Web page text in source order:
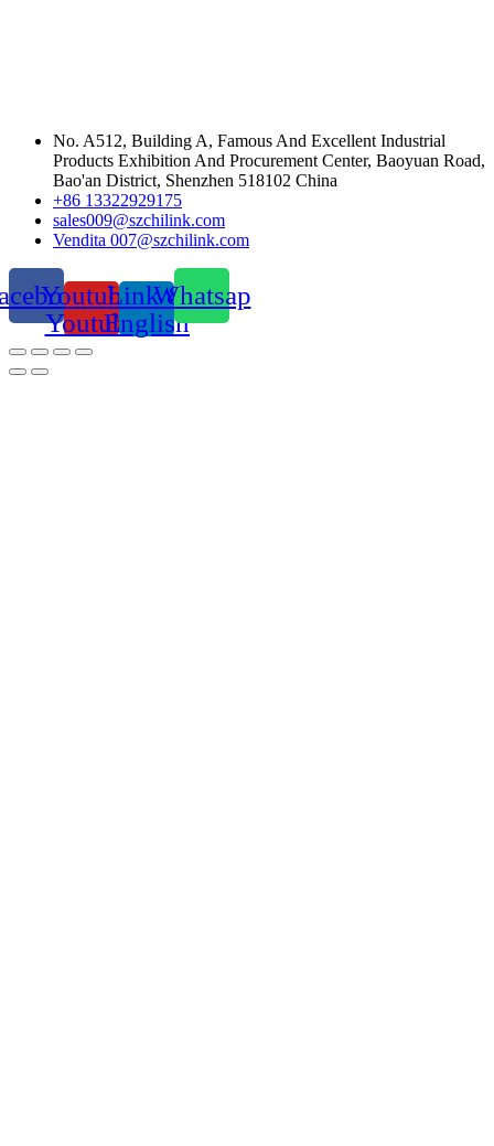
No. A512, Building A, Famous And Excellent Industrial
Products Exhibition And Procurement Center, Baoyuan Road,
Bao'an District, Shenzhen 518102 China
+86 13322929175
sales009@szchilink.com
Vendita 007@szchilink.com
Youtube-
Youtube
Link &
English
Whatsap